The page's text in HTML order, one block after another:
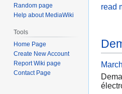
read
Random page
Help about MediaWiki
Tools
Home Page
Create New Account
Report Wiki page
Contact Page